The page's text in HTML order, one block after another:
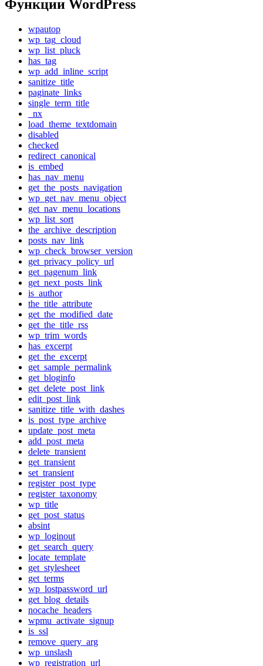
Функции WordPress
wpautop
wp_tag_cloud
wp_list_pluck
has_tag
wp_add_inline_script
sanitize_title
paginate_links
single_term_title
_nx
load_theme_textdomain
disabled
checked
redirect_canonical
is_embed
has_nav_menu
get_the_posts_navigation
wp_get_nav_menu_object
get_nav_menu_locations
wp_list_sort
the_archive_description
posts_nav_link
wp_check_browser_version
get_privacy_policy_url
get_pagenum_link
get_next_posts_link
is_author
the_title_attribute
get_the_modified_date
get_the_title_rss
wp_trim_words
has_excerpt
get_the_excerpt
get_sample_permalink
get_bloginfo
get_delete_post_link
edit_post_link
sanitize_title_with_dashes
is_post_type_archive
update_post_meta
add_post_meta
delete_transient
get_transient
set_transient
register_post_type
register_taxonomy
wp_title
get_post_status
absint
wp_loginout
get_search_query
locate_template
get_stylesheet
get_terms
wp_lostpassword_url
get_blog_details
nocache_headers
wpmu_activate_signup
is_ssl
remove_query_arg
wp_unslash
wp_registration_url